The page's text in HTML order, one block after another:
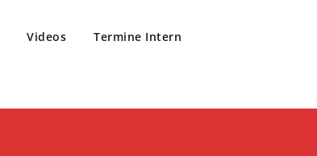
Videos Termine Intern